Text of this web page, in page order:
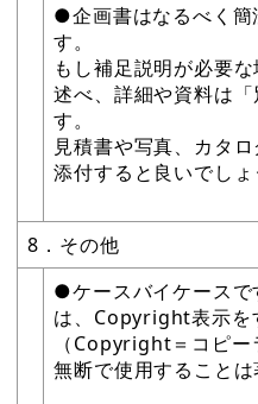
●企画書はなるべく簡
す。
もし補足説明が必要
述べ、詳細や資料は
す。
見積書や写真、カタ
添付すると良いでしょ
8．その他
●ケースバイケースで
は、Copyright表示を
（Copyright＝コピー
無断で使用することは